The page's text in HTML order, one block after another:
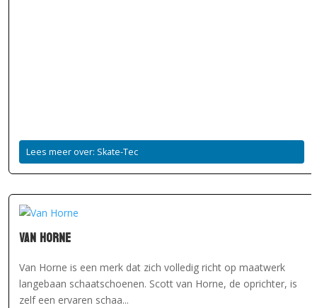
Lees meer over: Skate-Tec
Van Horne
Van Horne is een merk dat zich volledig richt op maatwerk
langebaan schaatschoenen. Scott van Horne, de oprichter, is
zelf een ervaren schaa...